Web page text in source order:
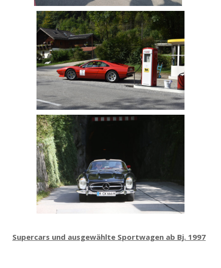
Supercars und ausgewählte Sportwagen ab Bj. 1997